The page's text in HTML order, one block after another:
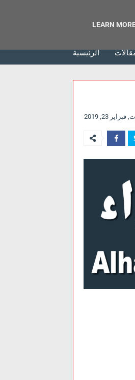
للآراء
الرئيسية
23, 2019
LEARN